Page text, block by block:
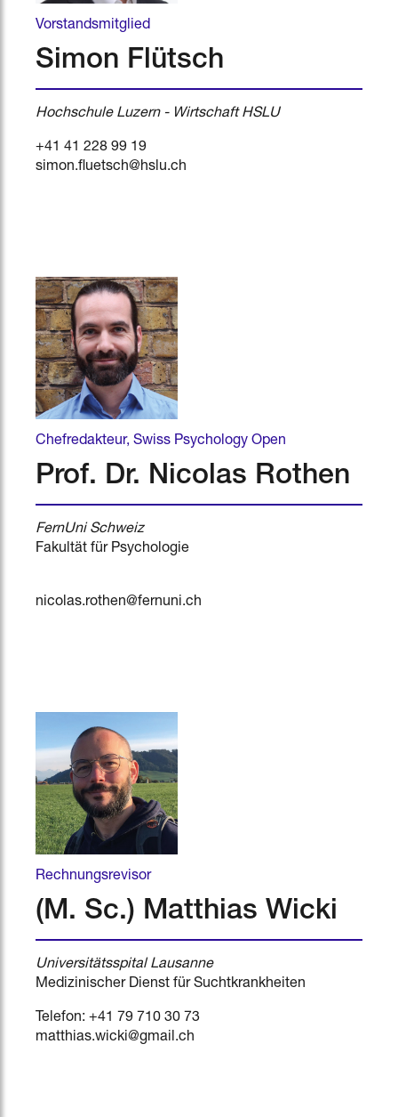
Vorstandsmitglied
Simon Flütsch
Hochschule Luzern - Wirtschaft HSLU
+41 41 228 99 19
simon.fluetsch@hslu.ch
Chefredakteur, Swiss Psychology Open
Prof. Dr. Nicolas Rothen
FernUni Schweiz
Fakultät für Psychologie
nicolas.rothen@fernuni.ch
Rechnungsrevisor
(M. Sc.) Matthias Wicki
Universitätsspital Lausanne
Medizinischer Dienst für Suchtkrankheiten
Telefon: +41 79 710 30 73
matthias.wicki@gmail.ch